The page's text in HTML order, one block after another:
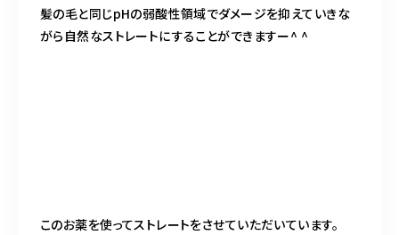
髪の毛と同じpHの弱酸性領域でダメージを抑えていきな
がら自然なストレートにすることができますー^ ^
このお薬を使ってストレートをさせていただいています。